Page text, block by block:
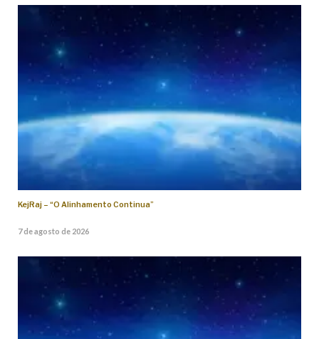
KejRaj – “O Alinhamento Continua”
7 de agosto de 2026